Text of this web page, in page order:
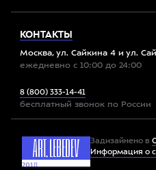
КОНТАКТЫ
Москва, ул. Сайкина 4 и ул.
ежедневно с 10:00 до 24:00
8 (800) 333-14-41
бесплатный звонок по России
Задизайнено в
Информация о